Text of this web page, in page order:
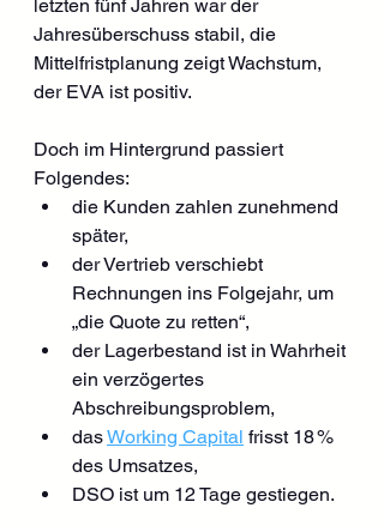
letzten fünf Jahren war der
Jahresüberschuss stabil, die
Mittelfristplanung zeigt Wachstum,
der EVA ist positiv.
Doch im Hintergrund passiert
Folgendes:
die Kunden zahlen zunehmend
später,
der Vertrieb verschiebt
Rechnungen ins Folgejahr, um
„die Quote zu retten“,
der Lagerbestand ist in Wahrheit
ein verzögertes
Abschreibungsproblem,
das Working Capital frisst 18 %
des Umsatzes,
DSO ist um 12 Tage gestiegen.